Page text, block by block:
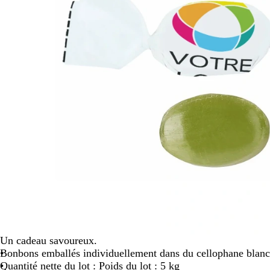
défiler
Un cadeau savoureux.
Bonbons emballés individuellement dans du cellophane blanc
Quantité nette du lot : Poids du lot : 5 kg